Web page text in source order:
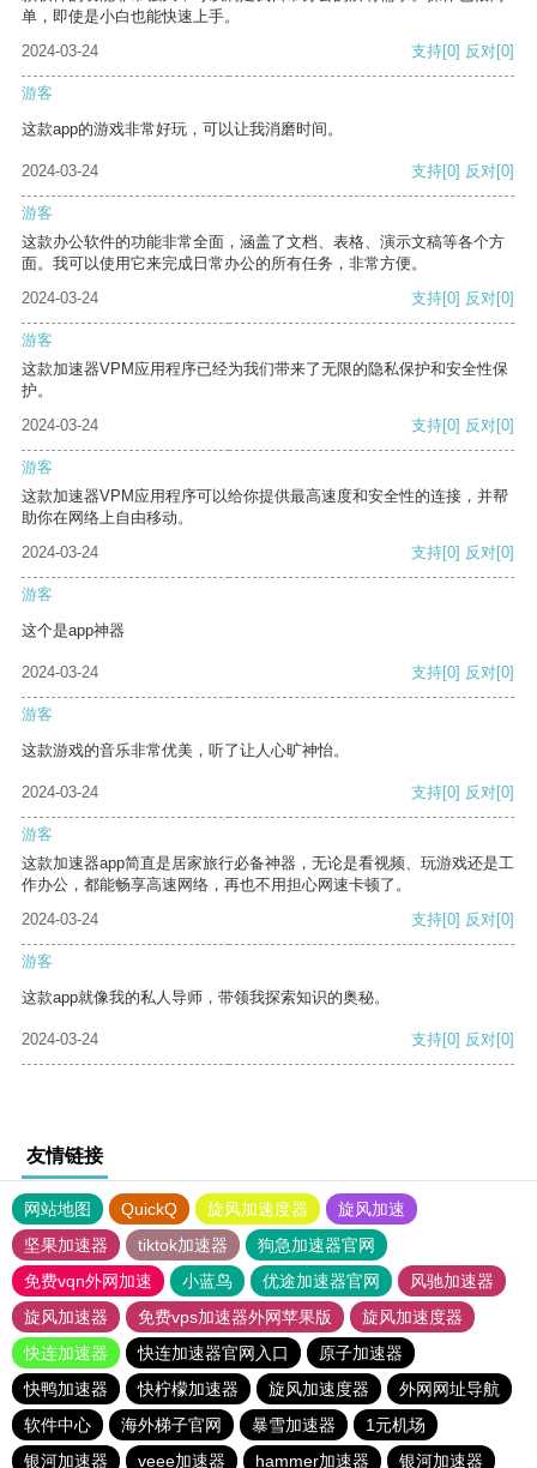
单，即使是小白也能快速上手。
2024-03-24
支持[0] 反对[0]
游客
这款app的游戏非常好玩，可以让我消磨时间。
2024-03-24 支持[0] 反对[0]
游客
这款办公软件的功能非常全面，涵盖了文档、表格、演示文稿等各个方
面。我可以使用它来完成日常办公的所有任务，非常方便。
2024-03-24
支持[0] 反对[0]
游客
这款加速器VPM应用程序已经为我们带来了无限的隐私保护和安全性保
护。
2024-03-24
支持[0] 反对[0]
游客
这款加速器VPM应用程序可以给你提供最高速度和安全性的连接，并帮
助你在网络上自由移动。
2024-03-24
支持[0] 反对[0]
游客
这个是app神器
2024-03-24 支持[0] 反对[0]
游客
这款游戏的音乐非常优美，听了让人心旷神怡。
2024-03-24 支持[0] 反对[0]
游客
这款加速器app简直是居家旅行必备神器，无论是看视频、玩游戏还是工
作办公，都能畅享高速网络，再也不用担心网速卡顿了。
2024-03-24
支持[0] 反对[0]
游客
这款app就像我的私人导师，带领我探索知识的奥秘。
2024-03-24 支持[0] 反对[0]
友情链接
网站地图 QuickQ 旋风加速度器
旋风加速
坚果加速器
tiktok加速器
狗急加速器官网
免费vqn外网加速
小蓝鸟 优途加速器官网
风驰加速器
旋风加速器
免费vps加速器外网苹果版
旋风加速度器
快连加速器
快连加速器官网入口
原子加速器
快鸭加速器
快柠檬加速器 旋风加速度器
外网网址导航
软件中心
海外梯子官网 暴雪加速器
1元机场
银河加速器
veee加速器 hammer加速器 银河加速器